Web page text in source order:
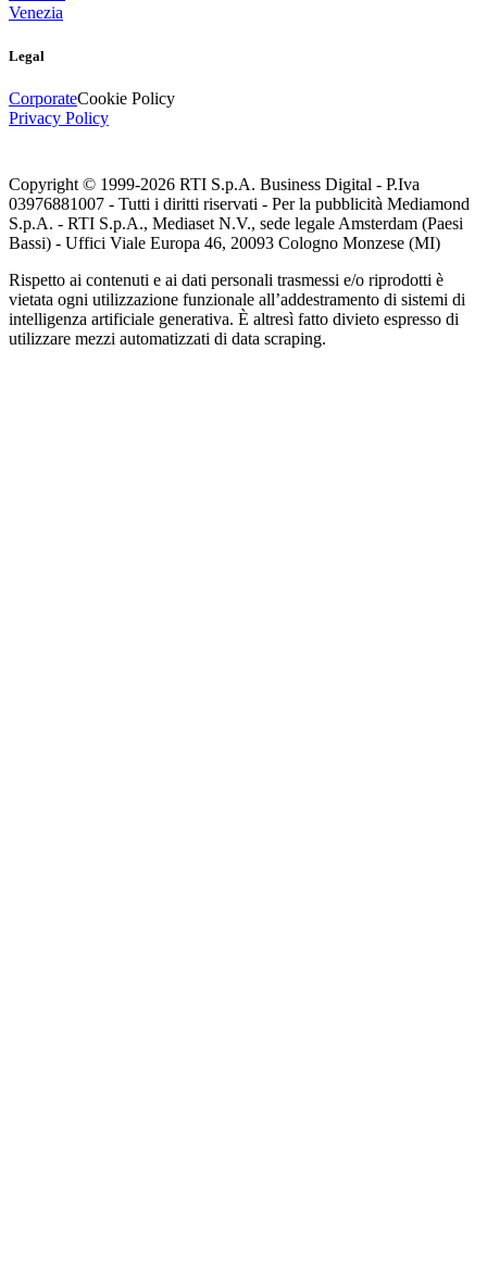
Venezia
Legal
CorporateCookie Policy
Privacy Policy
Copyright © 1999-2026 RTI S.p.A. Business Digital - P.Iva
03976881007 - Tutti i diritti riservati - Per la pubblicità Mediamond
S.p.A. - RTI S.p.A., Mediaset N.V., sede legale Amsterdam (Paesi
Bassi) - Uffici Viale Europa 46, 20093 Cologno Monzese (MI)
Rispetto ai contenuti e ai dati personali trasmessi e/o riprodotti è
vietata ogni utilizzazione funzionale all’addestramento di sistemi di
intelligenza artificiale generativa. È altresì fatto divieto espresso di
utilizzare mezzi automatizzati di data scraping.